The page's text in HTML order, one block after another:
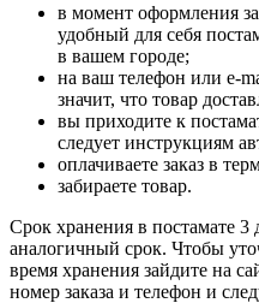
в момент оформления
удобный для себя
в вашем городе;
на ваш телефон или e-
значит, что товар
вы приходите к
следует инструкциям
оплачиваете заказ в
забираете товар.
Срок хранения в постамате
аналогичный срок. Чтобы
время хранения зайдите на
номер заказа и телефон и